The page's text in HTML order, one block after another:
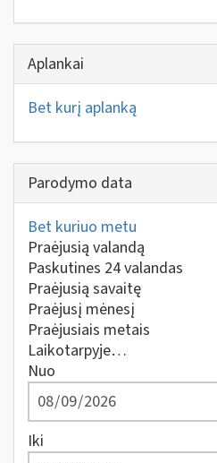
Aplankai
Bet kurį aplanką
Parodymo data
Bet kuriuo metu
Praėjusią valandą
Paskutines 24 valandas
Praėjusią savaitę
Praėjusį mėnesį
Praėjusiais metais
Laikotarpyje…
Nuo
Iki